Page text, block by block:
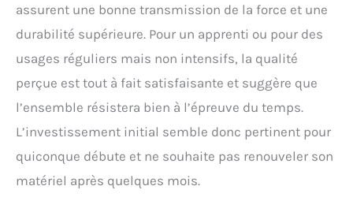
quelconque vous n'êtes
achat, veuillez nous
contacter. Nous offrons
une garantie satisfait ou
remboursé de 30 jours
et une garantie de
remplacement de 12
mois donnant aux
clients une garantie de
satisfaction à 100 %
assurent une bonne transmission de la force et une
durabilité supérieure. Pour un apprenti ou pour des
usages réguliers mais non intensifs, la qualité
perçue est tout à fait satisfaisante et suggère que
l’ensemble résistera bien à l’épreuve du temps.
L’investissement initial semble donc pertinent pour
quiconque débute et ne souhaite pas renouveler son
matériel après quelques mois.